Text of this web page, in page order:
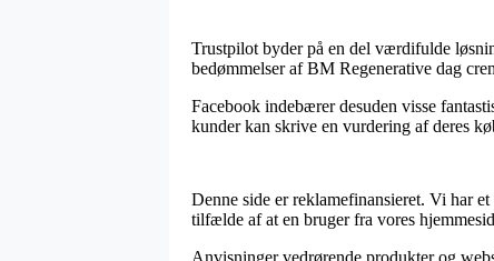
Trustpilot byder på en del værdifulde
bedømmelser af BM Regenerative dag
Facebook indebærer desuden visse
kunder kan skrive en vurdering af deres
Denne side er reklamefinansieret. Vi har
tilfælde af at en bruger fra vores
Anvisninger vedrørende produkter og